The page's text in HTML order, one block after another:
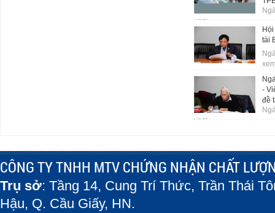
xem
tài
-
đề
xem
CÔNG TY TNHH MTV CHỨNG NHẬN CHẤT
Trụ sở: Tầng 14, Cung Trí Thức, Trần Thái
Hậu, Q. Cầu Giấy, HN.